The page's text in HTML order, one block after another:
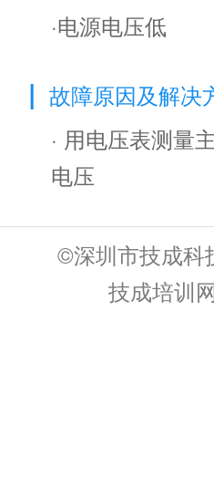
·电源电压低
| 故障原因及解决
· 用电压表测量
电压
©深圳市技成科
技成培训